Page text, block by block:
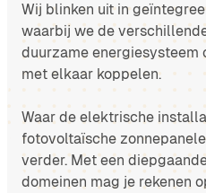
Wij blinken uit in
waarbij we de
duurzame
met elkaar koppelen.
Waar de elektrische
fotovoltaïsche
verder. Met een
domeinen mag je rekenen